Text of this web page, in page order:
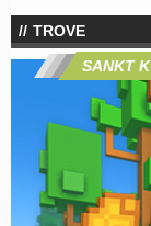
TROVE
SANKT